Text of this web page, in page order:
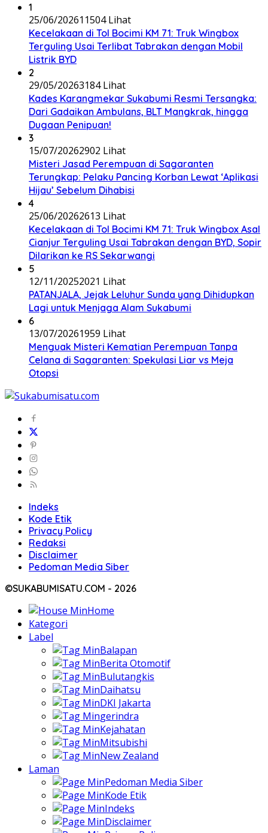
1
25/06/202611504 Lihat
Kecelakaan di Tol Bocimi KM 71: Truk Wingbox
Terguling Usai Terlibat Tabrakan dengan Mobil
Listrik BYD
2
29/05/20263184 Lihat
Kades Karangmekar Sukabumi Resmi Tersangka:
Dari Gadaikan Ambulans, BLT Mangkrak, hingga
Dugaan Penipuan!
3
15/07/20262902 Lihat
Misteri Jasad Perempuan di Sagaranten
Terungkap: Pelaku Pancing Korban Lewat ‘Aplikasi
Hijau’ Sebelum Dihabisi
4
25/06/20262613 Lihat
Kecelakaan di Tol Bocimi KM 71: Truk Wingbox Asal
Cianjur Terguling Usai Tabrakan dengan BYD, Sopir
Dilarikan ke RS Sekarwangi
5
12/11/20252021 Lihat
PATANJALA, Jejak Leluhur Sunda yang Dihidupkan
Lagi untuk Menjaga Alam Sukabumi
6
13/07/20261959 Lihat
Menguak Misteri Kematian Perempuan Tanpa
Celana di Sagaranten: Spekulasi Liar vs Meja
Otopsi
Indeks
Kode Etik
Privacy Policy
Redaksi
Disclaimer
Pedoman Media Siber
©SUKABUMISATU.COM - 2026
Home
Kategori
Label
Balapan
Berita Otomotif
Bulutangkis
Daihatsu
DKI Jakarta
gerindra
Kejahatan
Mitsubishi
New Zealand
Laman
Pedoman Media Siber
Kode Etik
Indeks
Disclaimer